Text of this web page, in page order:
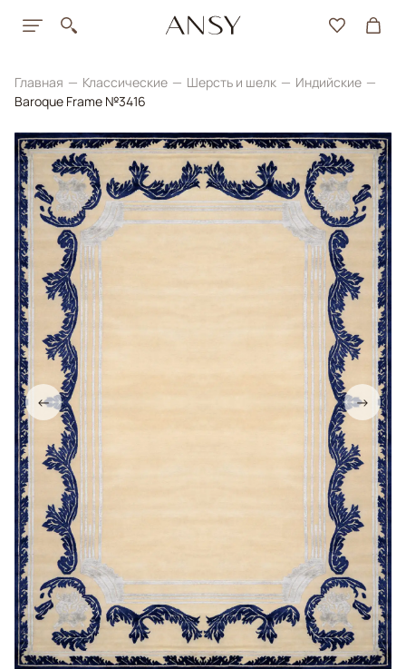
Главная Классические Шерсть и шелк
Индийские
Baroque Frame №3416
← →